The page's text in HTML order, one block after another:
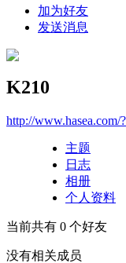
加为好友
发送消息
K210
http://www.hasea.com/
主题
日志
相册
个人资料
当前共有 0 个好友
没有相关成员